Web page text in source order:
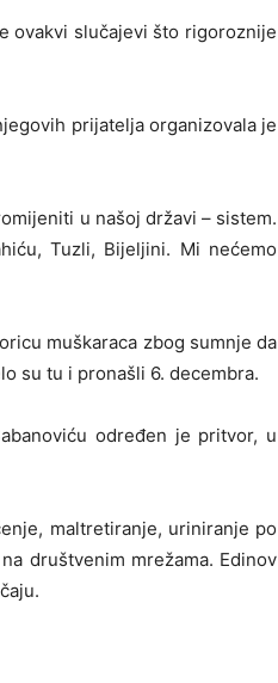
ovakvi slučajevi što rigoroznije
prijatelja organizovala je
u našoj državi – sistem.
Tuzli, Bijeljini. Mi nećemo
muškaraca zbog sumnje da
su tu i pronašli 6. decembra.
određen je pritvor, u
maltretiranje, uriniranje po
društvenim mrežama. Edinov